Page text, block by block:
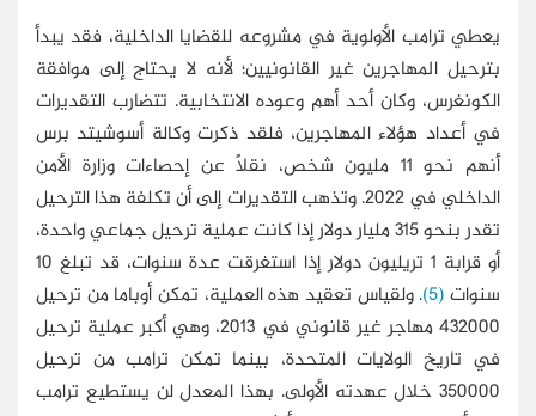
يعطي ترامب الأولوية في مشروعه للقضايا الداخلية، فقد يبدأ
بترحيل المهاجرين غير القانونيين؛ لأنه لا يحتاج إلى موافقة
الكونغرس، وكان أحد أهم وعوده الانتخابية. تتضارب التقديرات
في أعداد هؤلاء المهاجرين، فلقد ذكرت وكالة أسوشيتد برس
أنهم نحو 11 مليون شخص، نقلًا عن إحصاءات وزارة الأمن
الداخلي في 2022. وتذهب التقديرات إلى أن تكلفة هذا الترحيل
تقدر بنحو 315 مليار دولار إذا كانت عملية ترحيل جماعي واحدة،
أو قرابة 1 تريليون دولار إذا استغرقت عدة سنوات، قد تبلغ 10
سنوات(5) . ولقياس تعقيد هذه العملية، تمكن أوباما من ترحيل
432000 مهاجر غير قانوني في 2013، وهي أكبر عملية ترحيل
في تاريخ الولايات المتحدة، بينما تمكن ترامب من ترحيل
350000 خلال عهدته الأولى. بهذا المعدل لن يستطيع ترامب